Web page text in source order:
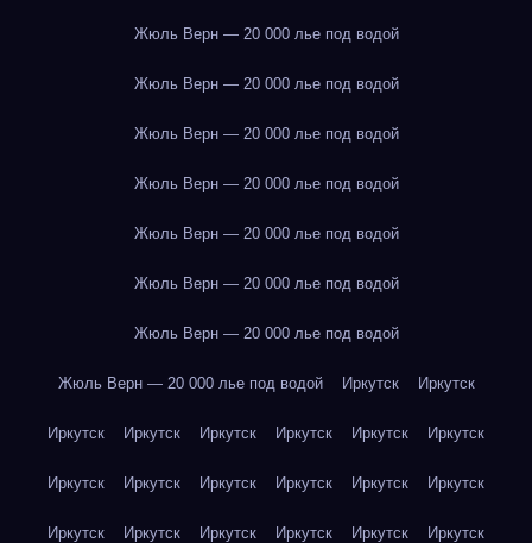
Жюль Верн — 20 000 лье под водой
Жюль Верн — 20 000 лье под водой
Жюль Верн — 20 000 лье под водой
Жюль Верн — 20 000 лье под водой
Жюль Верн — 20 000 лье под водой
Жюль Верн — 20 000 лье под водой
Жюль Верн — 20 000 лье под водой
Жюль Верн — 20 000 лье под водой Иркутск Иркутск
Иркутск Иркутск Иркутск Иркутск Иркутск Иркутск
Иркутск Иркутск Иркутск Иркутск Иркутск Иркутск
Иркутск Иркутск Иркутск Иркутск Иркутск Иркутск